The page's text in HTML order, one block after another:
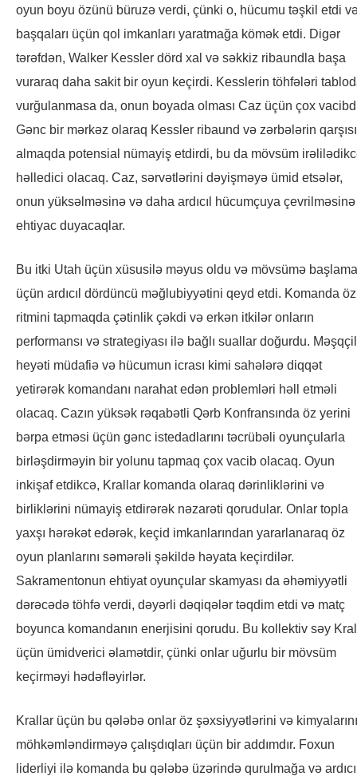
oyun boyu özünü büruzə verdi, çünki o, hücumu təşkil etdi
başqaları üçün qol imkanları yaratmağa kömək etdi. Digər
tərəfdən, Walker Kessler dörd xal və səkkiz ribaundla başa
vuraraq daha sakit bir oyun keçirdi. Kesslerin töhfələri
vurğulanmasa da, onun boyada olması Caz üçün çox
Gənc bir mərkəz olaraq Kessler ribaund və zərbələrin
almaqda potensial nümayiş etdirdi, bu da mövsüm
həlledici olacaq. Caz, sərvətlərini dəyişməyə ümid etsələr,
onun yüksəlməsinə və daha ardıcıl hücumçuya çevrilməsinə
ehtiyac duyacaqlar.
Bu itki Utah üçün xüsusilə məyus oldu və mövsümə
üçün ardıcıl dördüncü məğlubiyyətini qeyd etdi. Komanda öz
ritmini tapmaqda çətinlik çəkdi və erkən itkilər onların
performansı və strategiyası ilə bağlı suallar doğurdu.
heyəti müdafiə və hücumun icrası kimi sahələrə diqqət
yetirərək komandanı narahat edən problemləri həll etməli
olacaq. Cazın yüksək rəqabətli Qərb Konfransında öz yerini
bərpa etməsi üçün gənc istedadlarını təcrübəli oyunçularla
birləşdirməyin bir yolunu tapmaq çox vacib olacaq. Oyun
inkişaf etdikcə, Krallar komanda olaraq dərinliklərini və
birliklərini nümayiş etdirərək nəzarəti qorudular. Onlar topla
yaxşı hərəkət edərək, keçid imkanlarından yararlanaraq öz
oyun planlarını səmərəli şəkildə həyata keçirdilər.
Sakramentonun ehtiyat oyunçular skamyası da əhəmiyyətli
dərəcədə töhfə verdi, dəyərli dəqiqələr təqdim etdi və matç
boyunca komandanın enerjisini qorudu. Bu kollektiv səy
üçün ümidverici əlamətdir, çünki onlar uğurlu bir mövsüm
keçirməyi hədəfləyirlər.
Krallar üçün bu qələbə onlar öz şəxsiyyətlərini və kimyalarını
möhkəmləndirməyə çalışdıqları üçün bir addımdır. Foxun
liderliyi ilə komanda bu qələbə üzərində qurulmağa və